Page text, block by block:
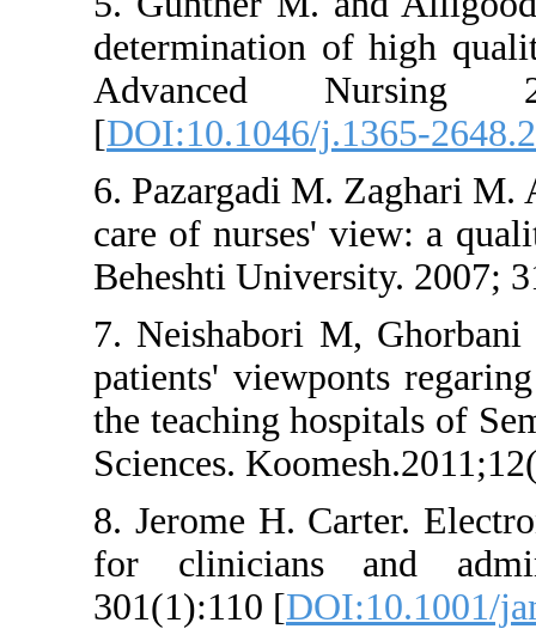
determination of
Advanced
[DOI:10.1046/
6. Pazargadi M.
care of nurses'
Beheshti
7. Neishabori M,
patients'
the teaching
Sciences.
8. Jerome H.
for clinicians
301(1):110 [